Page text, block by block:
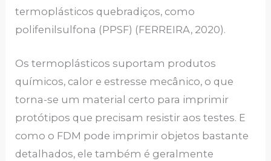
termoplásticos quebradiços, como
polifenilsulfona (PPSF) (FERREIRA, 2020).
Os termoplásticos suportam produtos
químicos, calor e estresse mecânico, o que
torna-se um material certo para imprimir
protótipos que precisam resistir aos testes. E
como o FDM pode imprimir objetos bastante
detalhados, ele também é geralmente